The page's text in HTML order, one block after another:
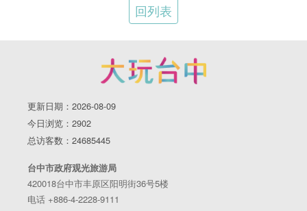
回列表
更新日期：2026-08-09
今日浏览：2902
总访客数：24685445
台中市政府观光旅游局
420018台中市丰原区阳明街36号5楼
电话 +886-4-2228-9111